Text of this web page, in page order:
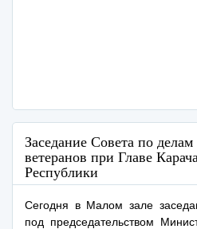
Заседание Совета по
ветеранов при Главе
Республики
Сегодня в Малом зале
под председательством